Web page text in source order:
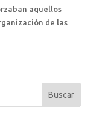
aquellos
de las
Buscar